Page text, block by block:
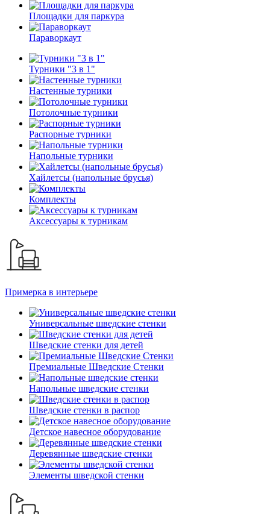
Площадки для паркура
Параворкаут
Турники "3 в 1"
Настенные турники
Потолочные турники
Распорные турники
Напольные турники
Хайлетсы (напольные брусья)
Комплекты
Аксессуары к турникам
Примерка в интерьере
Универсальные шведские стенки
Шведские стенки для детей
Премиальные Шведские Стенки
Напольные шведские стенки
Шведские стенки в распор
Детское навесное оборудование
Деревянные шведские стенки
Элементы шведской стенки